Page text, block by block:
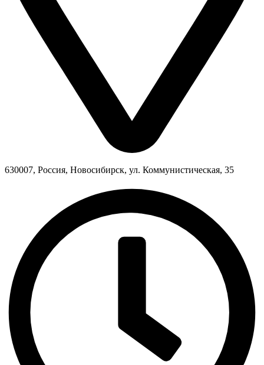
630007, Россия, Новосибирск, ул. Коммунистическая, 35